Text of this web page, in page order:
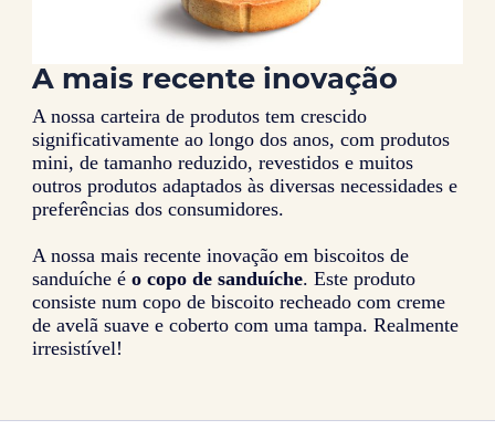
A mais recente inovação
A nossa carteira de produtos tem crescido
significativamente ao longo dos anos, com produtos
mini, de tamanho reduzido, revestidos e muitos
outros produtos adaptados às diversas necessidades e
preferências dos consumidores.
A nossa mais recente inovação em biscoitos de
sanduíche éo copo de sanduíche. Este produto
consiste num copo de biscoito recheado com creme
de avelã suave e coberto com uma tampa. Realmente
irresistível!